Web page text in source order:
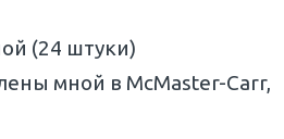
(24 штуки)
мной в McMaster-Carr,